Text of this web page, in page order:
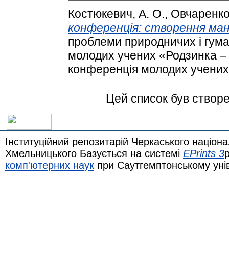
Костюкевич, А. О.,
конференція: створення
проблеми природничих і
молодих учених «Родзинка –
конференція молодих
Цей список був
Інституційний репозитарій Черкаського
Хмельницького Базується на системі EPrints 3
комп'ютерних наук при Саутгемптонському